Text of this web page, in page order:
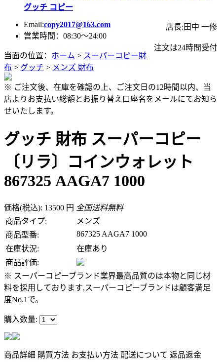
グッチ コピー
Email:copy2017@163.com
店長:田中 一修
営業時間：08:30～24:00
注文は24時間受付
当面の位置： ホーム > スーパーコピー財
布 > グッチ > メンズ 財布
※ ご注文後、在庫を確認の上、ご注文日の12時間以内、当
店よりお支払い総額とお振り替え口座名をメールにてお知ら
せいたします。
グッチ 財布 スーパーコピー
〔リラ〕コインウォレット
867325 AAGA7 1000
価格(税込): 13500 円 全国送料無料
商品タイプ:
メンズ
商品型番:
867325 AAGA7 1000
在庫状況:
在庫あり
商品評価:
※ スーパーコピーブランド業界最高品質のは本物と同じ材
料を採用しております,スーパーコピーブランドは顧客満足
度No.1で。
購入数量:
商品詳細 購買方法 お支払い方法 配送について 返品返金